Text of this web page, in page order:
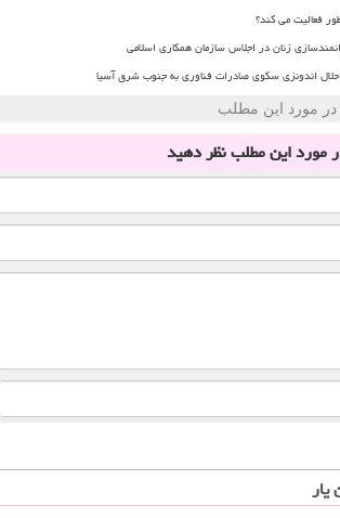
فعالیت می کند؟
زنان در اجلاس سازمان همکاری اسلامی
حلال اندونزی سکوی صادرات فناوری به جنوب شرق آسیا
در مورد این مطلب
مورد این مطلبنظر دهید